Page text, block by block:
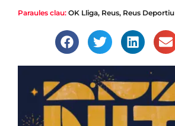
Paraules clau: OK Lliga, Reus, Reus Deportiu